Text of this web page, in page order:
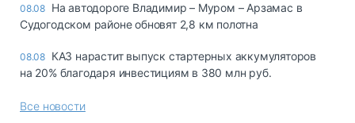
08.08 На автодороге Владимир – Муром – Арзамас в
Судогодском районе обновят 2,8 км полотна
08.08 КАЗ нарастит выпуск стартерных аккумуляторов
на 20% благодаря инвестициям в 380 млн руб.
Все новости